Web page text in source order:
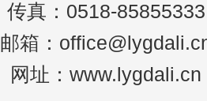
传真：0518-85855333
邮箱：
网址：www.lygdali.cn